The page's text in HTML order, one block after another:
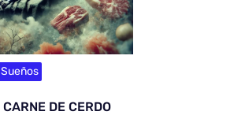
Sueños
DE CERDO